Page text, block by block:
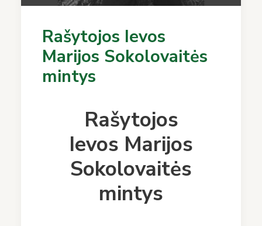
Rašytojos Ievos
Marijos Sokolovaitės
mintys
Rašytojos
Ievos Marijos
Sokolovaitės
mintys